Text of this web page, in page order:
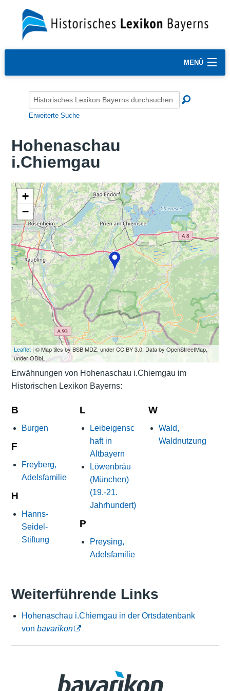
MENÜ
Erweiterte Suche
Hohenaschau
i.Chiemgau
+
−
Leaflet| © Map tiles by BSB MDZ, under CC BY 3.0. Data by OpenStreetMap,
under ODbL
Erwähnungen von Hohenaschau i.Chiemgau im
Historischen Lexikon Bayerns:
B
Burgen
F
Freyberg,
Adelsfamilie
H
Hanns-
Seidel-
Stiftung
L
Leibeigensc
haft in
Altbayern
Löwenbräu
(München)
(19.-21.
Jahrhundert)
P
Preysing,
Adelsfamilie
W
Wald,
Waldnutzung
Weiterführende Links
Hohenaschau i.Chiemgau in der Ortsdatenbank
von bavarikon